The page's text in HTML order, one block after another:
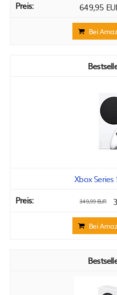
649,95
Bei
Xbox Series
349,99 EUR
Bei